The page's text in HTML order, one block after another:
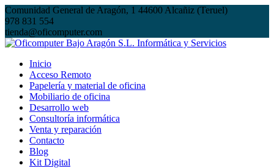
Saltar
al
contenido
Comunidad General de Aragón, 1 44600 Alcañiz (Teruel)
978 831 554
tienda@oficomputer.com
Inicio
Acceso Remoto
Papelería y material de oficina
Mobiliario de oficina
Desarrollo web
Consultoría informática
Venta y reparación
Contacto
Blog
Kit Digital